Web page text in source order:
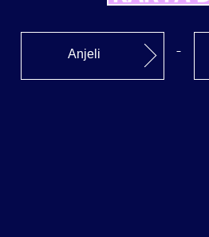
Anjeli